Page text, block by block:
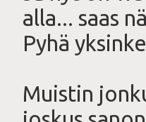
alla... saas
Pyhä
Muistin